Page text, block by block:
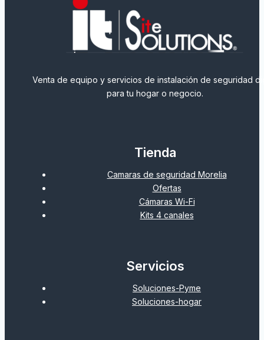
Venta de equipo y servicios de instalación de seguridad
para tu hogar o negocio.
Tienda
Camaras de seguridad Morelia
Ofertas
Cámaras Wi-Fi
Kits 4 canales
Servicios
Soluciones-Pyme
Soluciones-hogar